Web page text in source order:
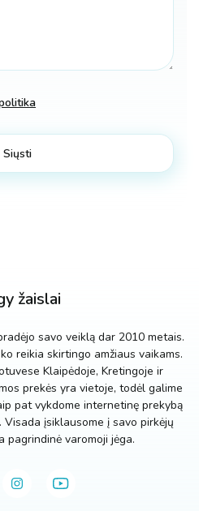
žaislai
savo veiklą dar 2010 metais.
reikia skirtingo amžiaus vaikams.
Klaipėdoje, Kretingoje ir
prekės yra vietoje, todėl galime
pat vykdome internetinę prekybą
įsiklausome į savo pirkėjų
pagrindinė varomoji jėga.